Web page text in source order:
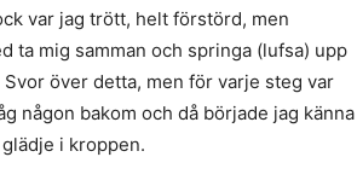
var jag trött, helt förstörd, men
ta mig samman och springa (lufsa) upp
över detta, men för varje steg var
någon bakom och då började jag känna
i kroppen.